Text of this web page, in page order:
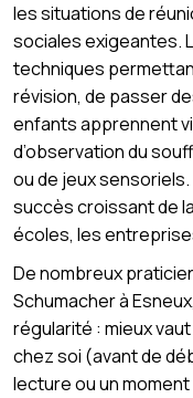
les situations de
sociales exigeantes.
techniques
révision, de passer
enfants apprennent
d’observation du
ou de jeux
succès croissant de la
écoles, les
De nombreux
Schumacher à
régularité : mieux
chez soi (avant de
lecture ou un